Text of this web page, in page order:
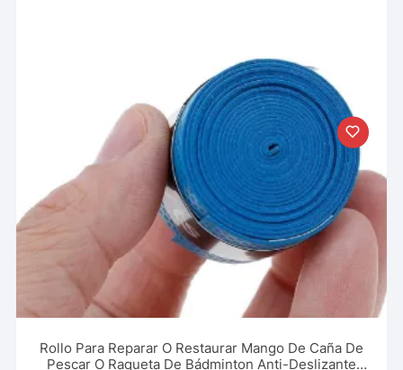
Rollo Para Reparar O Restaurar Mango De Caña De
Pescar O Raqueta De Bádminton Anti-Deslizante